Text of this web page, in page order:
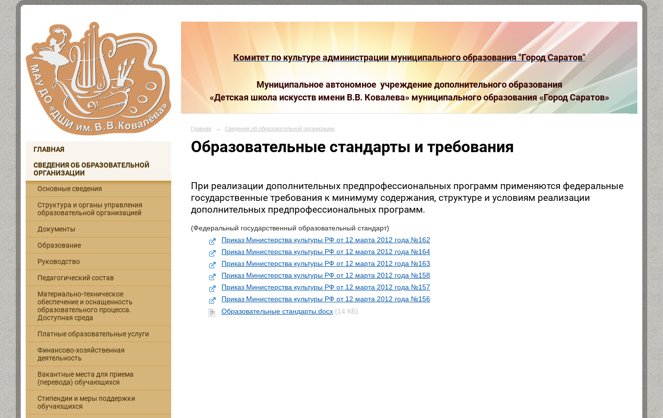
ГЛАВНАЯ
СВЕДЕНИЯ ОБ ОБРАЗОВАТЕЛЬНОЙ
ОРГАНИЗАЦИИ
Основные сведения
Структура и органы управления
образовательной организацией
Документы
Образование
Руководство
Педагогический состав
Материально-техническое
обеспечение и оснащенность
образовательного процесса.
Доступная среда
Платные образовательные услуги
Финансово-хозяйственная
деятельность
Вакантные места для приема
(перевода) обучающихся
Стипендии и меры поддержки
обучающихся
Комитет по культуре администрации муниципального образования "Город Саратов"
Муниципальное автономное учреждение дополнительного образования
«Детская школа искусств имени В.В. Ковалева» муниципального образования «Город Саратов»
Главная → Сведения об образовательной организации
Образовательные стандарты и требования
При реализации дополнительных предпрофессиональных программ применяются федеральные
государственные требования к минимуму содержания, структуре и условиям реализации
дополнительных предпрофессиональных программ.
(Федеральный государственный образовательный стандарт)
Приказ Министерства культуры РФ от 12 марта 2012 года №162
Приказ Министерства культуры РФ от 12 марта 2012 года №164
Приказ Министерства культуры РФ от 12 марта 2012 года №163
Приказ Министерства культуры РФ от 12 марта 2012 года №158
Приказ Министерства культуры РФ от 12 марта 2012 года №157
Приказ Министерства культуры РФ от 12 марта 2012 года №156
Образовательные стандарты.docx (14 КБ)